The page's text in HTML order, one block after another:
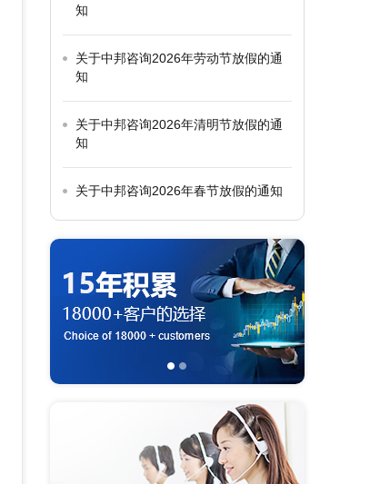
知
关于中邦咨询2026年劳动节放假的通
知
关于中邦咨询2026年清明节放假的通
知
关于中邦咨询2026年春节放假的通知